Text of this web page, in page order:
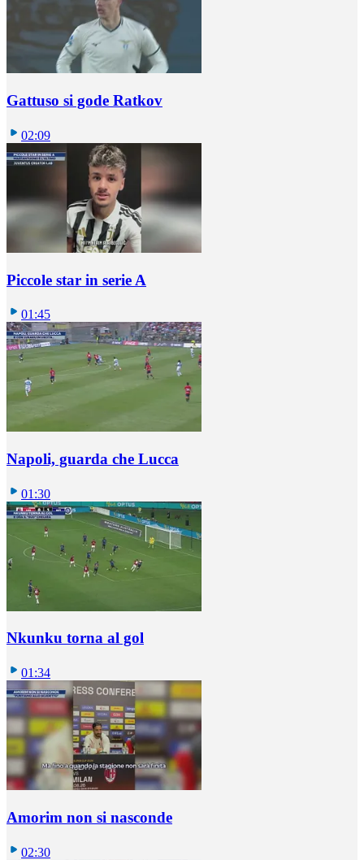
Gattuso si gode Ratkov
02:09
Piccole star in serie A
01:45
Napoli, guarda che Lucca
01:30
Nkunku torna al gol
01:34
Amorim non si nasconde
02:30